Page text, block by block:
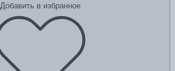
Добавить в избранное